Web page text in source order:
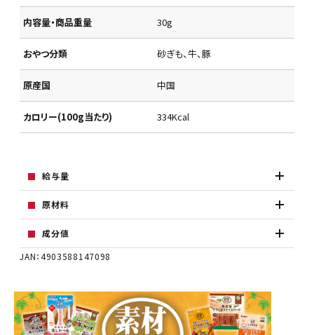
内容量・商品重量 30g
おやつ分類 砂ぎも、牛、豚
原産国 中国
カロリー(100g当たり) 334Kcal
給与量
原材料
成分値
JAN：4903588147098